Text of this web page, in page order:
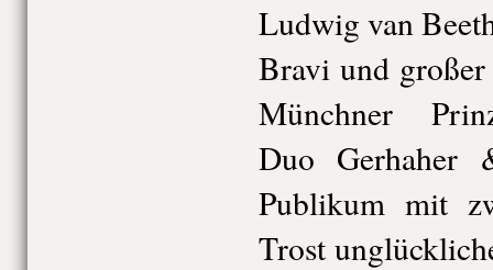
Ludwig van
Bravi und
Münchner
Duo Gerhaher
Publikum mit
Trost